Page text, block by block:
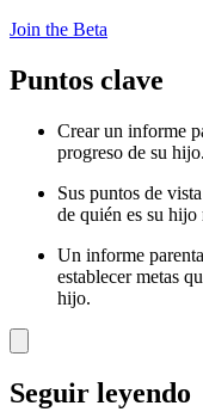
Join the Beta
Puntos clave
Crear un informe
progreso de su hijo.
Sus puntos de
de quién es su hijo
Un informe
establecer metas
hijo.
Seguir leyendo